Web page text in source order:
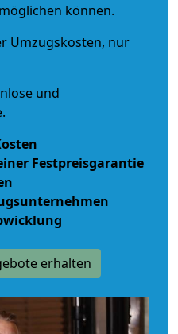
können.
Umzugskosten, nur
und
Festpreisgarantie
erhalten